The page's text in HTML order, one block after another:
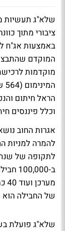
שלא"ג תעשיות
באמצעות אג"ח
המוקדם
הראל חיתום
וכלל פיננסים
לתקופה של
של החבילה הוא 564 שקל והמקסימום הוא 588 שקל.
שלא"ג פועלת